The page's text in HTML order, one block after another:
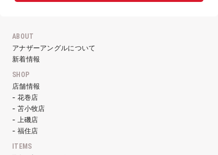
ABOUT
アナザーアングルについて
新着情報
SHOP
店舗情報
- 花巻店
- 苫小牧店
- 上磯店
- 福住店
ITEMS